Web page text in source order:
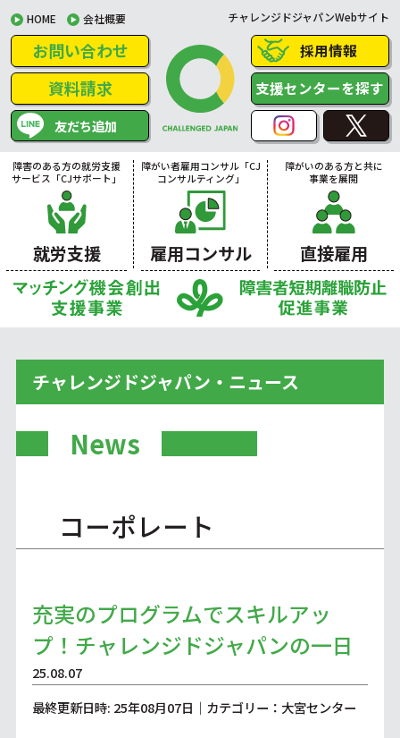
HOME 会社概要 チャレンジドジャパンWebサイト
お問い合わせ
資料請求
友だち追加
採用情報
支援センターを探す
障害のある方の就労支援
サービス「CJサポート」
就労支援
障がい者雇用コンサル「CJ
コンサルティング」
雇用コンサル
障がいのある方と共に
事業を展開
直接雇用
チャレンジドジャパン・ニュース
News
コーポレート
充実のプログラムでスキルアッ
プ！チャレンジドジャパンの一日
25.08.07
最終更新日時: 25年08月07日｜カテゴリー：大宮センター